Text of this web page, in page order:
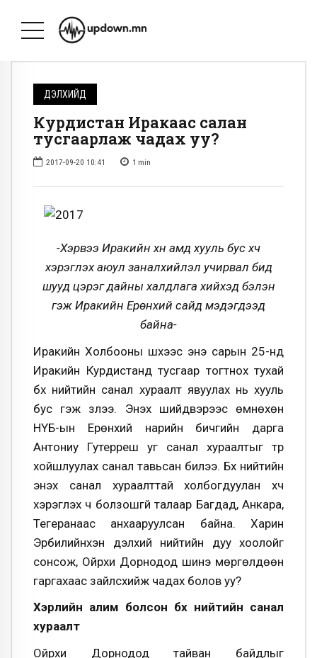
ДЭЛХИЙД
Курдистан Иракаас салан
тусгаарлаж чадах уу?
2017-09-20 10:41 1 min
-Хэрвээ Иракийн хүн амд хууль бус хүч
хэрэглэх аюул заналхийлэл учирвал бид
шууд цэрэг дайны халдлага хийхэд бэлэн
гэж Иракийн Ерөнхий сайд мэдэгдээд
байна-
Иракийн Холбооны шүүхээс энэ сарын 25-нд
Иракийн Курдистанд тусгаар тогтнох тухай
бүх нийтийн санал хураалт явуулах нь хууль
бус гэж үзлээ. Энэхүү шийдвэрээс өмнөхөн
НҮБ-ын Ерөнхий нарийн бичгийн дарга
Антониу Гутерреш уг санал хураалтыг түр
хойшлуулах санал тавьсан билээ. Бүх нийтийн
энэхүү санал хураалттай холбогдуулан хүч
хэрэглэх ч болзошгүй талаар Багдад, Анкара,
Тегеранаас анхааруулсан байна. Харин
Эрбилийнхэн дэлхий нийтийн дуу хоолойг
сонсож, Ойрхи Дорнодод шинэ мөргөлдөөн
гаргахаас зайлсхийж чадах болов уу?
Хэрүүлийн алим болсон бүх нийтийн санал
хураалт
Ойрхи Дорнодод тайван байдлыг